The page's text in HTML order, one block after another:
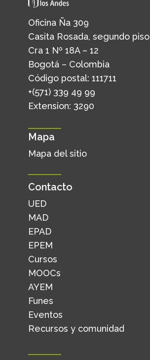
Oficina Ña 309
Casita Rosada, segundo piso
Cra 1 Nº 18A – 12
Bogotá – Colombia
Código postal: 111711
+(571) 339 49 99
Extension: 3290
Mapa
Mapa del sitio
Contacto
UED
MAD
EPAD
EPEM
Cursos
MOOCs
AYEM
Funes
Eventos
Recursos y comunidad